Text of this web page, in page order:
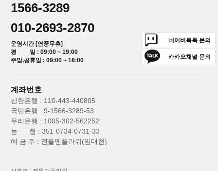
1566-3289
010-2693-2870
운영시간 [연중무휴]
평 일 : 09:00 ~ 19:00
주말,공휴일 : 09:00 ~ 18:00
네이버톡톡 문의
카카오채널 문의
계좌번호
신한은행 : 110-443-440805
국민은행 : 9-1566-3289-53
우리은행 : 1005-302-562252
농 협 : 351-0734-0731-33
예 금 주 : 젠틀맨플라워(임대현)